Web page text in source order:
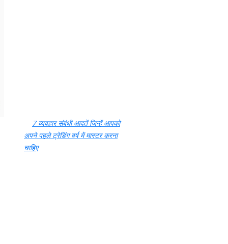
7 व्यवहार संबंधी आदतें जिन्हें आपको
अपने पहले ट्रेडिंग वर्ष में मास्टर करना
चाहिए